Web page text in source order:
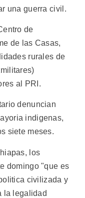
una guerra civil.
de
de las Casas,
rurales de
al PRI.
denuncian
indigenas,
siete meses.
los
domingo "que es
civilizada y
la legalidad